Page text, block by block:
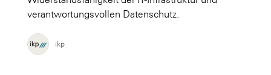
verantwortungsvollen Datenschutz.
ikp